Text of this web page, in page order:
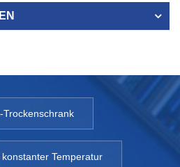
Trockenschrank
Temperatur